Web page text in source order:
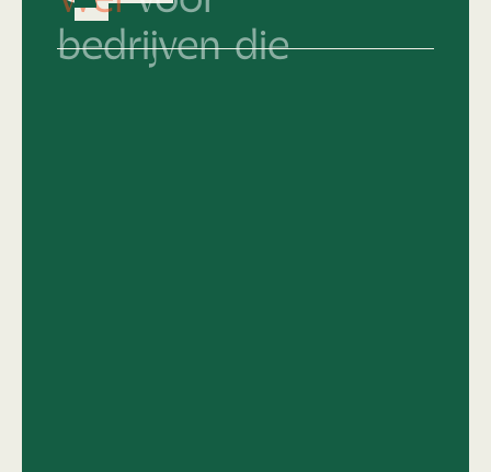
bedrijven die
Hun merkidentiteit al keihard op orde